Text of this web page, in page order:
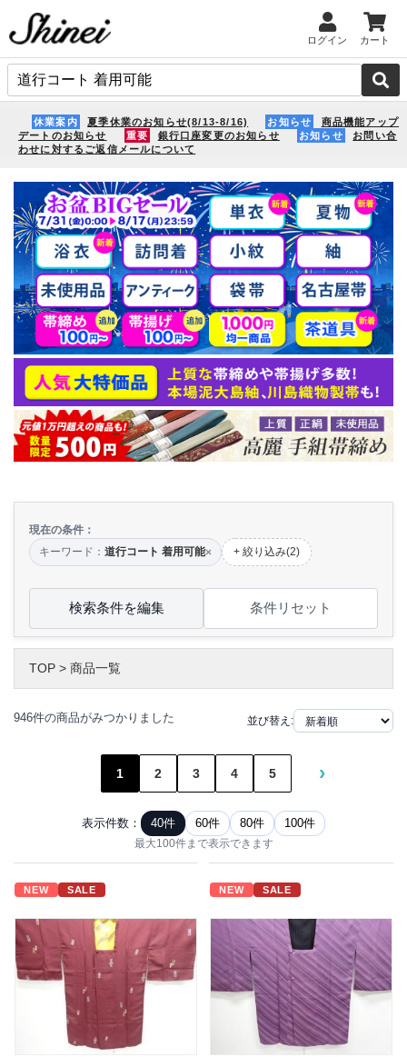
ログイン カート
休業案内 夏季休業のお知らせ(8/13-8/16) お知らせ
商品機能アップ
デートのお知らせ
重要 銀行口座変更のお知らせ お知らせ
お問い合
わせに対するご返信メールについて
現在の条件：
キーワード： 道行コート 着用可能× + 絞り込み(2)
検索条件を編集 条件リセット
TOP > 商品一覧
946件の商品がみつかりました 並び替え:
1 2 3 4 5 ›
表示件数： 40件 60件 80件 100件
最大100件まで表示できます
NEW SALE NEW SALE